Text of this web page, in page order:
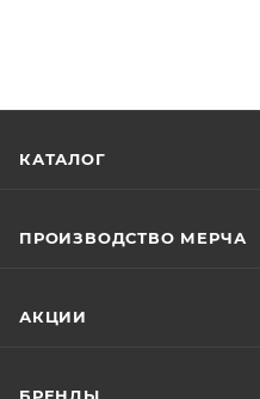
КАТАЛОГ
ПРОИЗВОДСТВО МЕРЧА
АКЦИИ